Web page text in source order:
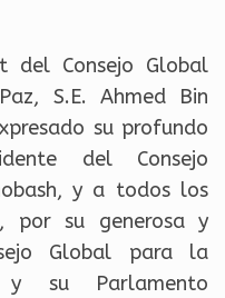
del Consejo Global
S.E. Ahmed Bin
su profundo
del Consejo
y a todos los
por su generosa y
Global para la
su Parlamento